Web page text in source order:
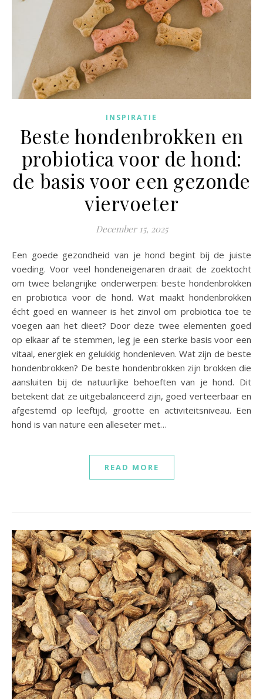
INSPIRATIE
Beste hondenbrokken en
probiotica voor de hond:
de basis voor een gezonde
viervoeter
December 15, 2025
Een goede gezondheid van je hond begint bij de juiste
voeding. Voor veel hondeneigenaren draait de zoektocht
om twee belangrijke onderwerpen: beste hondenbrokken
en probiotica voor de hond. Wat maakt hondenbrokken
écht goed en wanneer is het zinvol om probiotica toe te
voegen aan het dieet? Door deze twee elementen goed
op elkaar af te stemmen, leg je een sterke basis voor een
vitaal, energiek en gelukkig hondenleven. Wat zijn de beste
hondenbrokken? De beste hondenbrokken zijn brokken die
aansluiten bij de natuurlijke behoeften van je hond. Dit
betekent dat ze uitgebalanceerd zijn, goed verteerbaar en
afgestemd op leeftijd, grootte en activiteitsniveau. Een
hond is van nature een alleseter met…
READ MORE